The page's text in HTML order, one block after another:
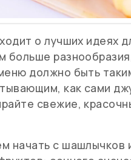
о лучших идеях
больше
должно быть
как сами
свежие,
начать с шашлычков